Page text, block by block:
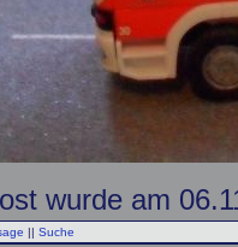
wurde am
|| Suche